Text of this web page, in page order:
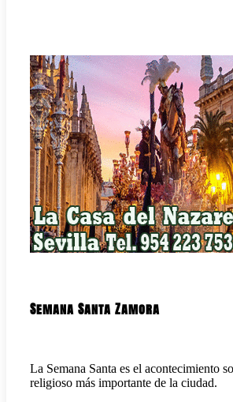
Semana Santa Zamora
La Semana Santa es el acontecimiento
religioso más importante de la ciudad.